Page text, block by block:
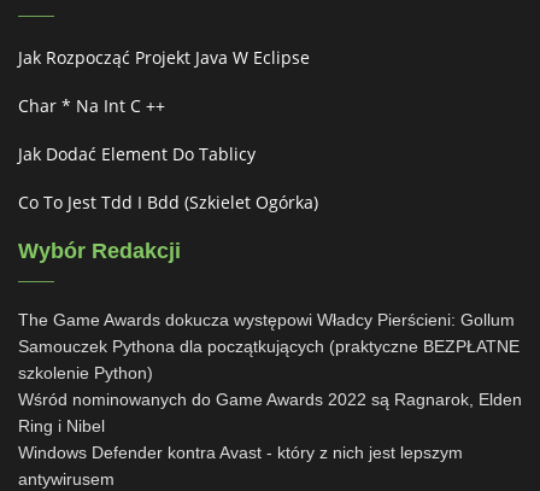
Jak Rozpocząć Projekt Java W Eclipse
Char * Na Int C ++
Jak Dodać Element Do Tablicy
Co To Jest Tdd I Bdd (szkielet Ogórka)
Wybór Redakcji
The Game Awards dokucza występowi Władcy Pierścieni: Gollum
Samouczek Pythona dla początkujących (praktyczne BEZPŁATNE
szkolenie Python)
Wśród nominowanych do Game Awards 2022 są Ragnarok, Elden
Ring i Nibel
Windows Defender kontra Avast - który z nich jest lepszym
antywirusem